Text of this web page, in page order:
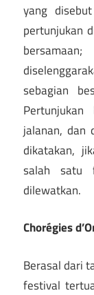
yang
pertunjukan
sebagian
jalanan, dan
dikatakan,
salah satu
dilewatkan.
Chorégies
Berasal dari
festival